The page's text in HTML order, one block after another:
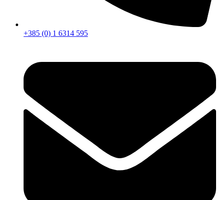
+385 (0) 1 6314 595